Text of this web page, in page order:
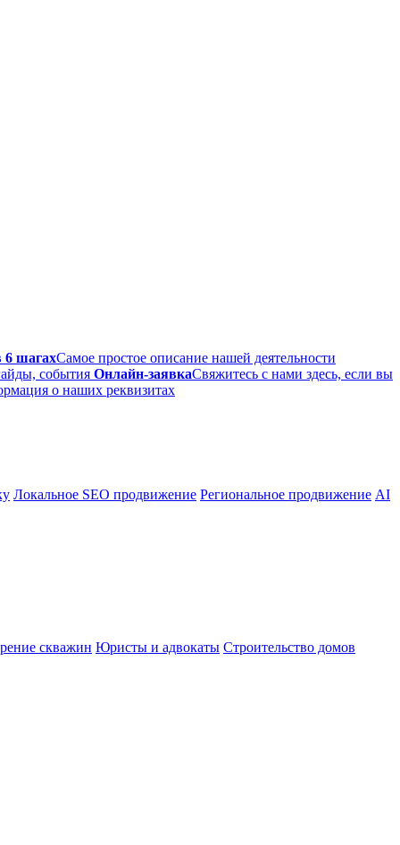
6 шагахСамое простое описание нашей деятельности
события Онлайн-заявкаСвяжитесь с нами здесь, если вы
о наших реквизитах
Локальное SEO продвижение Региональное продвижение AI
скважин Юристы и адвокаты Строительство домов